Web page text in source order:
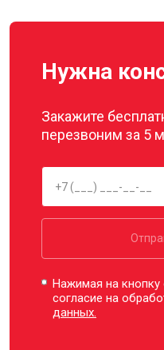
Нужна
Закажите
перезвоним за 5
Нажимая на кнопку
согласие на
данных.